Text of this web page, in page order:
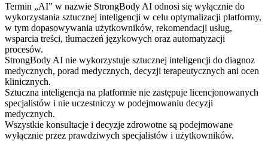
Termin „AI” w nazwie StrongBody AI odnosi się wyłącznie do
wykorzystania sztucznej inteligencji w celu optymalizacji platformy,
w tym dopasowywania użytkowników, rekomendacji usług,
wsparcia treści, tłumaczeń językowych oraz automatyzacji
procesów.
StrongBody AI nie wykorzystuje sztucznej inteligencji do diagnoz
medycznych, porad medycznych, decyzji terapeutycznych ani ocen
klinicznych.
Sztuczna inteligencja na platformie nie zastępuje licencjonowanych
specjalistów i nie uczestniczy w podejmowaniu decyzji
medycznych.
Wszystkie konsultacje i decyzje zdrowotne są podejmowane
wyłącznie przez prawdziwych specjalistów i użytkowników.